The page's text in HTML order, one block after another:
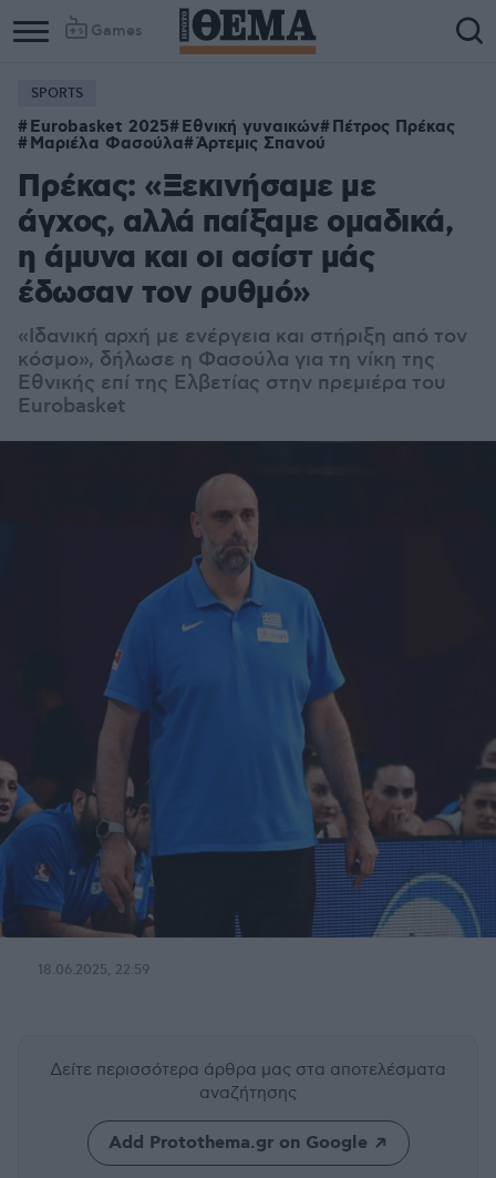
Games
SPORTS
Eurobasket 2025 Εθνική γυναικών Πέτρος Πρέκας
Μαριέλα Φασούλα Άρτεμις Σπανού
Πρέκας: «Ξεκινήσαμε με
άγχος, αλλά παίξαμε ομαδικά,
η άμυνα και οι ασίστ μάς
έδωσαν τον ρυθμό»
«Ιδανική αρχή με ενέργεια και στήριξη από τον
κόσμο», δήλωσε η Φασούλα για τη νίκη της
Εθνικής επί της Ελβετίας στην πρεμιέρα του
Eurobasket
18.06.2025, 22:59
Δείτε περισσότερα άρθρα μας στα αποτελέσματα
αναζήτησης
Add Protothema.gr on Google